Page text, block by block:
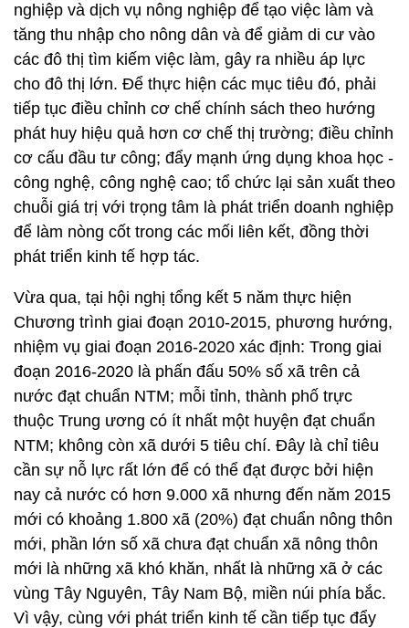
nghiệp và dịch vụ nông nghiệp để tạo việc làm và
tăng thu nhập cho nông dân và để giảm di cư vào
các đô thị tìm kiếm việc làm, gây ra nhiều áp lực
cho đô thị lớn. Để thực hiện các mục tiêu đó, phải
tiếp tục điều chỉnh cơ chế chính sách theo hướng
phát huy hiệu quả hơn cơ chế thị trường; điều chỉnh
cơ cấu đầu tư công; đẩy mạnh ứng dụng khoa học -
công nghệ, công nghệ cao; tổ chức lại sản xuất theo
chuỗi giá trị với trọng tâm là phát triển doanh nghiệp
để làm nòng cốt trong các mối liên kết, đồng thời
phát triển kinh tế hợp tác.
Vừa qua, tại hội nghị tổng kết 5 năm thực hiện
Chương trình giai đoạn 2010-2015, phương hướng,
nhiệm vụ giai đoạn 2016-2020 xác định: Trong giai
đoạn 2016-2020 là phấn đấu 50% số xã trên cả
nước đạt chuẩn NTM; mỗi tỉnh, thành phố trực
thuộc Trung ương có ít nhất một huyện đạt chuẩn
NTM; không còn xã dưới 5 tiêu chí. Đây là chỉ tiêu
cần sự nỗ lực rất lớn để có thể đạt được bởi hiện
nay cả nước có hơn 9.000 xã nhưng đến năm 2015
mới có khoảng 1.800 xã (20%) đạt chuẩn nông thôn
mới, phần lớn số xã chưa đạt chuẩn xã nông thôn
mới là những xã khó khăn, nhất là những xã ở các
vùng Tây Nguyên, Tây Nam Bộ, miền núi phía bắc.
Vì vậy, cùng với phát triển kinh tế cần tiếp tục đẩy